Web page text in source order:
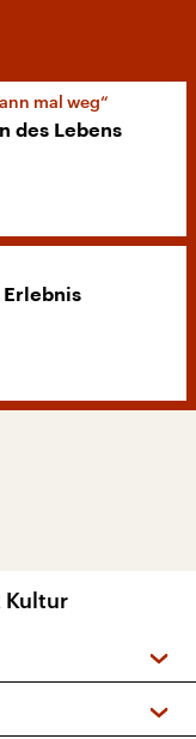
mal weg“
des Lebens
Erlebnis
Kultur